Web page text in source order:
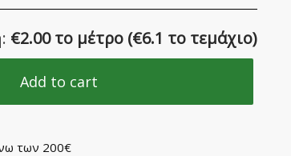
€2.00 το μέτρο (€6.1 το τεμάχιο)
Add to cart
των 200€